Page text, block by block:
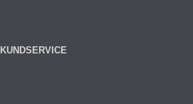
KUNDSERVICE